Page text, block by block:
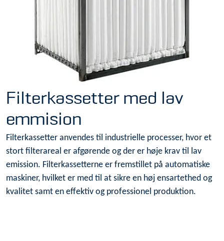
Filterkassetter med lav
emmision
Filterkassetter anvendes til industrielle processer, hvor et
stort filterareal er afgørende og der er høje krav til lav
emission. Filterkassetterne er fremstillet på automatiske
maskiner, hvilket er med til at sikre en høj ensartethed og
kvalitet samt en effektiv og professionel produktion.